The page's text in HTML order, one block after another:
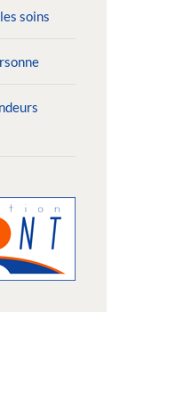
pension de famille rend
plus douces
jeudi 11 juin 2026
soins